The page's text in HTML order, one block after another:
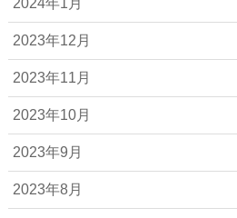
2024年1月
2023年12月
2023年11月
2023年10月
2023年9月
2023年8月